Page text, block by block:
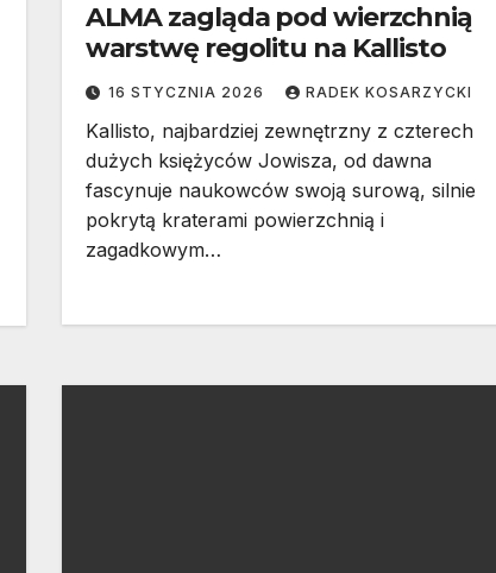
ALMA zagląda pod wierzchnią
warstwę regolitu na Kallisto
16 STYCZNIA 2026 RADEK KOSARZYCKI
Kallisto, najbardziej zewnętrzny z czterech
dużych księżyców Jowisza, od dawna
fascynuje naukowców swoją surową, silnie
pokrytą kraterami powierzchnią i
zagadkowym…